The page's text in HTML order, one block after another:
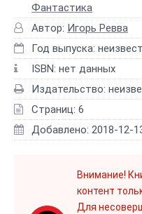
Фантастика
Автор: Игорь Ревва
Год выпуска:
ISBN: нет данных
Издательство:
Страниц: 6
Добавлено: 2018-12-
Внимание!
контент
Для